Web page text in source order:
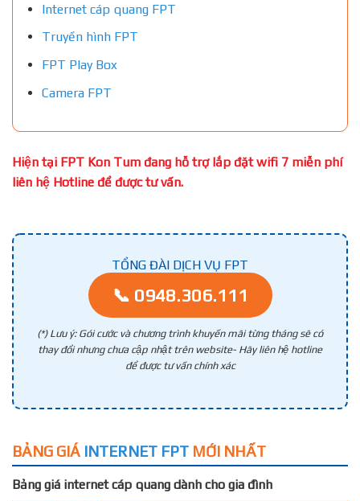
Internet cáp quang FPT
Truyền hình FPT
FPT Play Box
Camera FPT
Hiện tại FPT Kon Tum đang hỗ trợ lắp đặt wifi 7 miễn phí
liên hệ Hotline để được tư vấn.
TỔNG ĐÀI DỊCH VỤ FPT
📞 0948.306.111
(*) Lưu ý: Gói cước và chương trình khuyến mãi từng tháng sẽ có
thay đổi nhưng chưa cập nhật trên website- Hãy liên hệ hotline
để được tư vấn chính xác
BẢNG GIÁ INTERNET FPT MỚI NHẤT
Bảng giá internet cáp quang dành cho gia đình